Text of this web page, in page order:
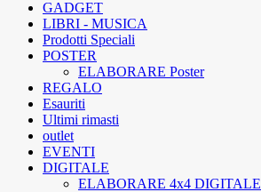
GADGET
LIBRI - MUSICA
Prodotti Speciali
POSTER
ELABORARE Poster
REGALO
Esauriti
Ultimi rimasti
outlet
EVENTI
DIGITALE
ELABORARE 4x4 DIGITALE